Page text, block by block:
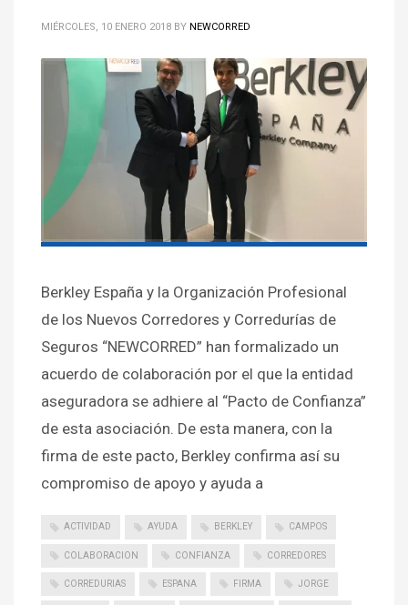
MIÉRCOLES, 10 ENERO 2018 BY NEWCORRED
Berkley España y la Organización Profesional
de los Nuevos Corredores y Corredurías de
Seguros “NEWCORRED” han formalizado un
acuerdo de colaboración por el que la entidad
aseguradora se adhiere al “Pacto de Confianza”
de esta asociación. De esta manera, con la
firma de este pacto, Berkley confirma así su
compromiso de apoyo y ayuda a
ACTIVIDAD AYUDA BERKLEY CAMPOS
COLABORACION CONFIANZA CORREDORES
CORREDURIAS ESPANA FIRMA JORGE